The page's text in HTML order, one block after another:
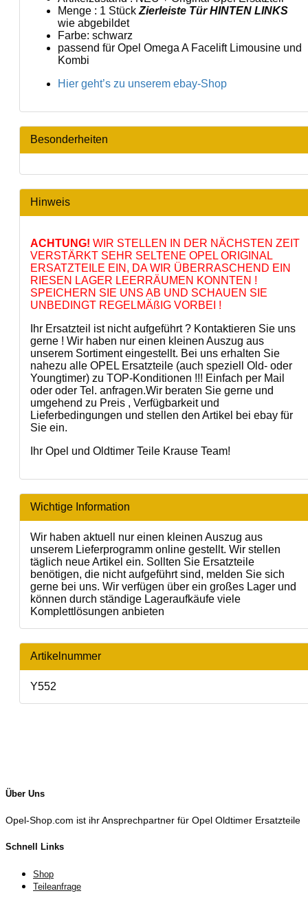
Menge : 1 Stück Zierleiste Tür HINTEN LINKS
wie abgebildet
Farbe: schwarz
passend für Opel Omega A Facelift Limousine und
Kombi
Hier geht’s zu unserem ebay-Shop
Besonderheiten
Hinweis
ACHTUNG! WIR STELLEN IN DER NÄCHSTEN ZEIT
VERSTÄRKT SEHR SELTENE OPEL ORIGINAL
ERSATZTEILE EIN, DA WIR ÜBERRASCHEND EIN
RIESEN LAGER LEERRÄUMEN KONNTEN !
SPEICHERN SIE UNS AB UND SCHAUEN SIE
UNBEDINGT REGELMÄßIG VORBEI !
Ihr Ersatzteil ist nicht aufgeführt ? Kontaktieren Sie uns
gerne ! Wir haben nur einen kleinen Auszug aus
unserem Sortiment eingestellt. Bei uns erhalten Sie
nahezu alle OPEL Ersatzteile (auch speziell Old- oder
Youngtimer) zu TOP-Konditionen !!! Einfach per Mail
oder oder Tel. anfragen.Wir beraten Sie gerne und
umgehend zu Preis , Verfügbarkeit und
Lieferbedingungen und stellen den Artikel bei ebay für
Sie ein.
Ihr Opel und Oldtimer Teile Krause Team!
Wichtige Information
Wir haben aktuell nur einen kleinen Auszug aus
unserem Lieferprogramm online gestellt. Wir stellen
täglich neue Artikel ein. Sollten Sie Ersatzteile
benötigen, die nicht aufgeführt sind, melden Sie sich
gerne bei uns. Wir verfügen über ein großes Lager und
können durch ständige Lageraufkäufe viele
Komplettlösungen anbieten
Artikelnummer
Y552
Über Uns
Opel-Shop.com ist ihr Ansprechpartner für Opel Oldtimer Ersatzteile
Schnell Links
Shop
Teileanfrage